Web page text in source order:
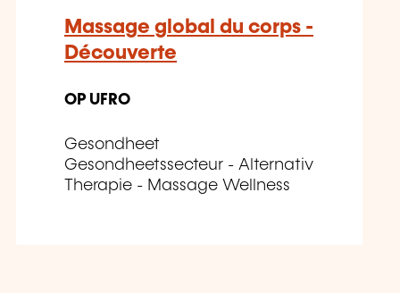
Massage global du corps -
Découverte
OP UFRO
Gesondheet
Gesondheetssecteur - Alternativ
Therapie - Massage Wellness